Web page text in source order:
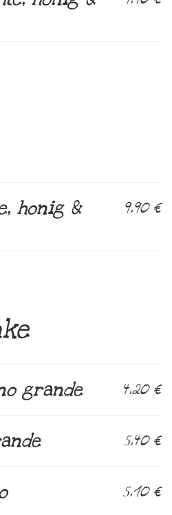
honig & 9,90 €
grande 4,20 €
5,40 €
5,10 €